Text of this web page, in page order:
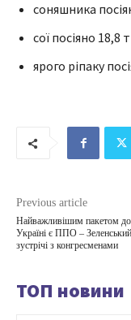
соняшника
сої посіяно 18,8
ярого ріпаку
Previous article
Найважливішим пакетом
Україні є ППО –
зустрічі з конгресменами
ТОП новини